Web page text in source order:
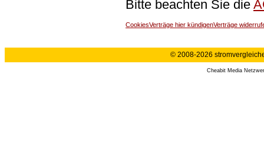
Bitte beachten Sie die
CookiesVerträge hier kündigenVerträge
© 2008-2026
Cheabit Media